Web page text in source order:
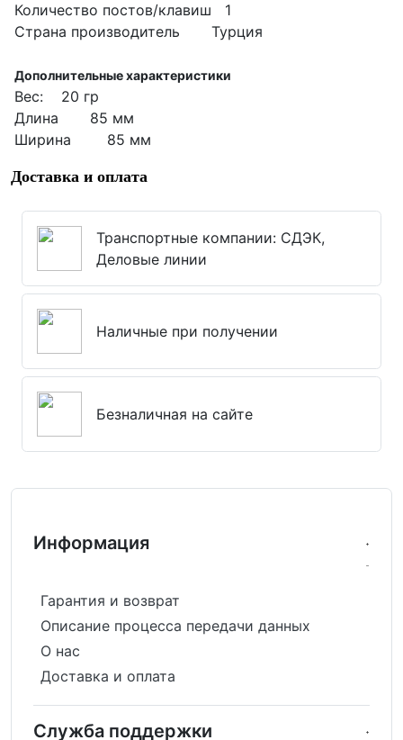
Количество постов/клавиш 1
Страна производитель Турция
Дополнительные характеристики
Вес: 20 гр
Длина 85 мм
Ширина 85 мм
Доставка и оплата
Транспортные компании: СДЭК,
Деловые линии
Наличные при получении
Безналичная на сайте
Информация
Гарантия и возврат
Описание процесса передачи данных
О нас
Доставка и оплата
Служба поддержки